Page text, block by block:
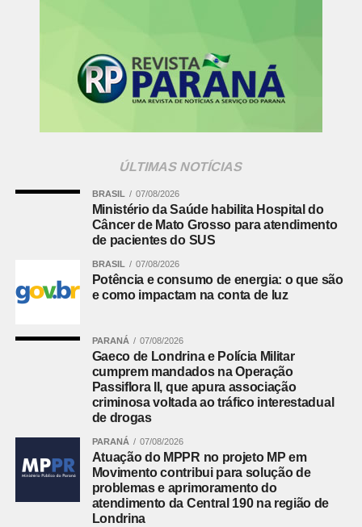
ÚLTIMAS NOTÍCIAS
BRASIL 07/08/2026
Ministério da Saúde habilita Hospital do
Câncer de Mato Grosso para atendimento
de pacientes do SUS
BRASIL 07/08/2026
Potência e consumo de energia: o que são
e como impactam na conta de luz
PARANÁ 07/08/2026
Gaeco de Londrina e Polícia Militar
cumprem mandados na Operação
Passiflora II, que apura associação
criminosa voltada ao tráfico interestadual
de drogas
PARANÁ 07/08/2026
Atuação do MPPR no projeto MP em
Movimento contribui para solução de
problemas e aprimoramento do
atendimento da Central 190 na região de
Londrina